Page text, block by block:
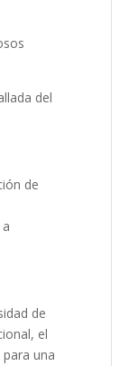
del
de
de
el
una